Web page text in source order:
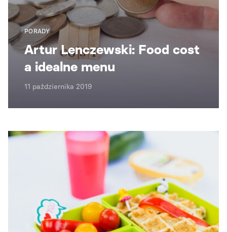
PORADY
Artur Lenczewski: Food cost
a idealne menu
11 października 2019